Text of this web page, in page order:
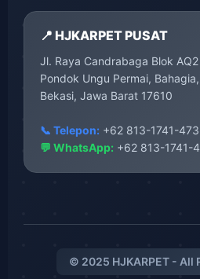
📍 HJKARPET PUSAT
Jl. Raya Candrabaga Blok
Pondok Ungu Permai,
Bekasi, Jawa Barat 17610
📞 Telepon: +62 813-1741-
💬 WhatsApp: +62 813-1741-
© 2025 HJKARPET - All